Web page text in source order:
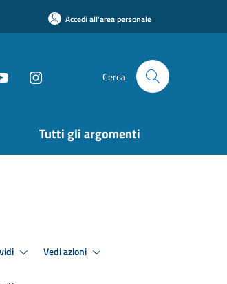
Accedi all'area personale
Cerca
Tutti gli argomenti
Vedi azioni